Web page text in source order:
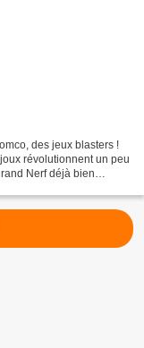
des jeux blasters !
révolutionnent un peu
Nerf déjà bien